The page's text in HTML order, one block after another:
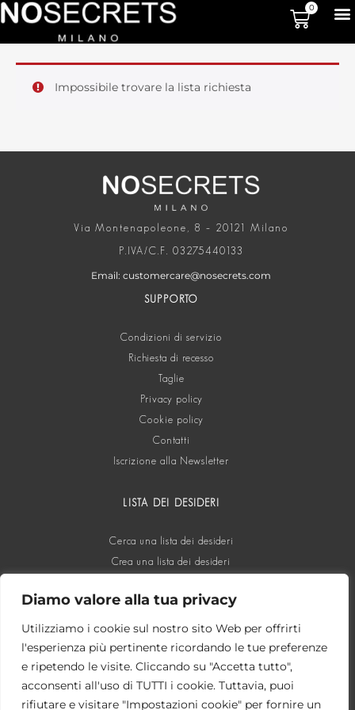
Diamo valore alla tua privacy
Utilizziamo i cookie sul nostro sito Web per offrirti
l'esperienza più pertinente ricordando le tue preferenze
e ripetendo le visite. Cliccando su "Accetta tutto",
acconsenti all'uso di TUTTI i cookie. Tuttavia, puoi
rifiutare e visitare "Impostazioni cookie" per fornire un
0
Impossibile trovare la lista richiesta
Via Montenapoleone, 8 – 20121 Milano
P.IVA/C.F. 03275440133
Email: customercare@nosecrets.com
SUPPORTO
Condizioni di servizio
Richiesta di recesso
Taglie
Privacy policy
Cookie policy
Contatti
Iscrizione alla Newsletter
LISTA DEI DESIDERI
Cerca una lista dei desideri
Crea una lista dei desideri
SOCIAL